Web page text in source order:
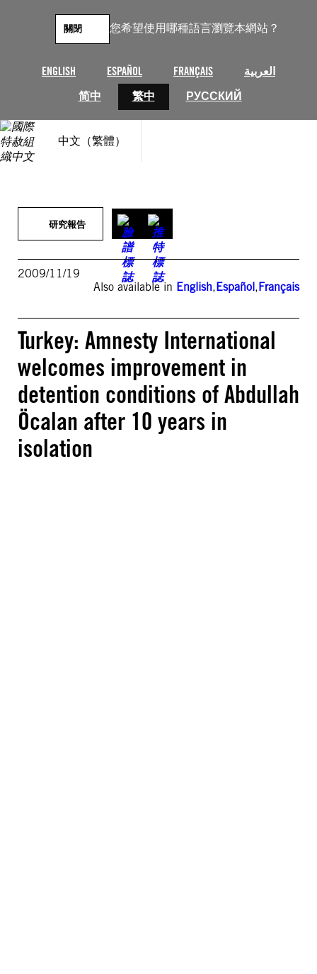
您希望使用哪種語言瀏覽本網站？
ENGLISH ESPAÑOL FRANÇAIS
العربية
简中
繁中 РУССКИЙ
關閉
中文（繁體）
研究報告
2009/11/19
Also available in English,Español,Français
Turkey: Amnesty International
welcomes improvement in
detention conditions of Abdullah
Öcalan after 10 years in
isolation